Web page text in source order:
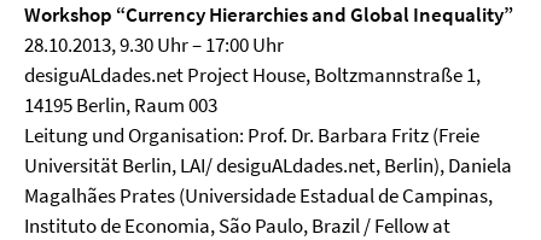
Workshop “Currency Hierarchies and Global Inequality”
28.10.2013, 9.30 Uhr – 17:00 Uhr
desiguALdades.net Project House, Boltzmannstraße 1,
14195 Berlin, Raum 003
Leitung und Organisation: Prof. Dr. Barbara Fritz (Freie
Universität Berlin, LAI/ desiguALdades.net, Berlin), Daniela
Magalhães Prates (Universidade Estadual de Campinas,
Instituto de Economia, São Paulo, Brazil / Fellow at